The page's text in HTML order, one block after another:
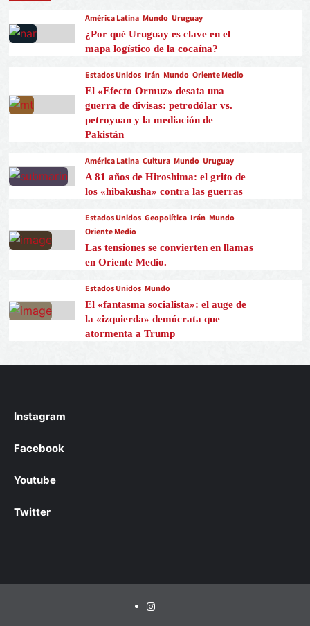
América Latina Mundo Uruguay
¿Por qué Uruguay es clave en el
mapa logístico de la cocaína?
Estados Unidos Irán Mundo Oriente Medio
El «Efecto Ormuz» desata una
guerra de divisas: petrodólar vs.
petroyuan y la mediación de
Pakistán
América Latina Cultura Mundo Uruguay
A 81 años de Hiroshima: el grito de
los «hibakusha» contra las guerras
Estados Unidos Geopolítica Irán Mundo
Oriente Medio
Las tensiones se convierten en llamas
en Oriente Medio.
Estados Unidos Mundo
El «fantasma socialista»: el auge de
la «izquierda» demócrata que
atormenta a Trump
Instagram
Facebook
Youtube
Twitter